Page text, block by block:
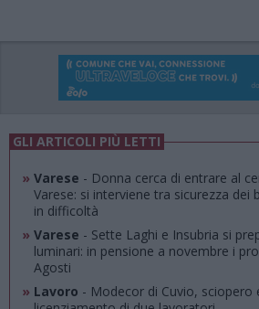
GLI ARTICOLI PIÙ LETTI
» Varese - Donna cerca di entrare al
Varese: si interviene tra sicurezza dei
in difficoltà
» Varese - Sette Laghi e Insubria si
luminari: in pensione a novembre i
Agosti
» Lavoro - Modecor di Cuvio, sciopero